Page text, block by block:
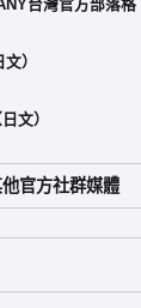
台灣官方部落格
）
文）
官方社群媒體